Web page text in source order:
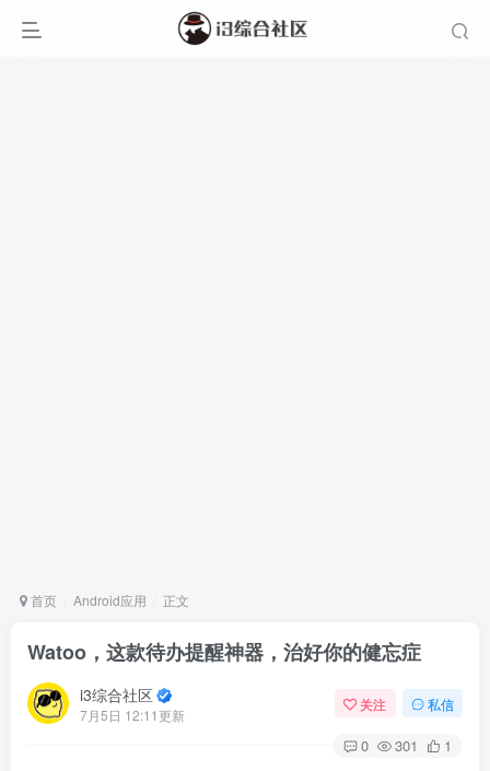
首页 Android应用 正文
Watoo，这款待办提醒神器，治好你的健忘症
i3综合社区
7月5日 12:11更新
关注 私信
0 301 1